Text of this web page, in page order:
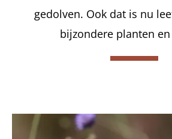
gedolven. Ook dat is nu
bijzondere planten